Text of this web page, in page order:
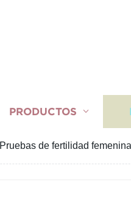
PRODUCTOS
Pruebas de fertilidad